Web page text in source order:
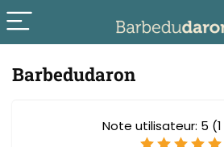
Barbedudaron
Note utilisateur: 5 (1